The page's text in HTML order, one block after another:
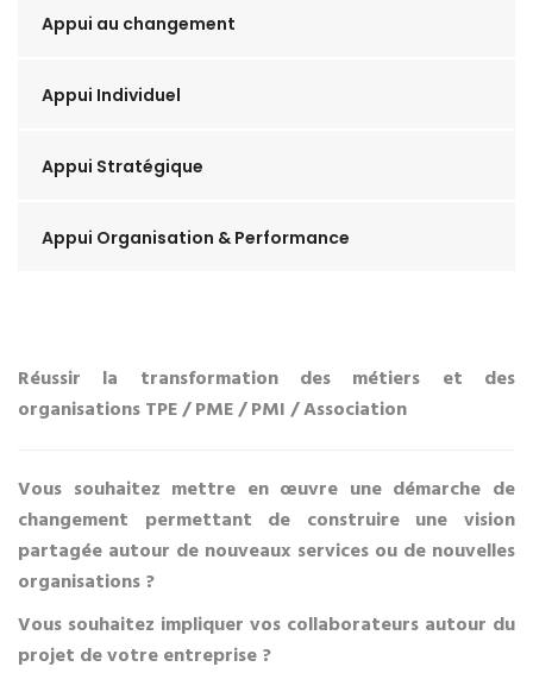
Appui au changement
Appui Individuel
Appui Stratégique
Appui Organisation & Performance
Réussir la transformation des métiers et des
organisations TPE / PME / PMI / Association
Vous souhaitez mettre en œuvre une démarche de
changement permettant de construire une vision
partagée autour de nouveaux services ou de nouvelles
organisations ?
Vous souhaitez impliquer vos collaborateurs autour du
projet de votre entreprise ?